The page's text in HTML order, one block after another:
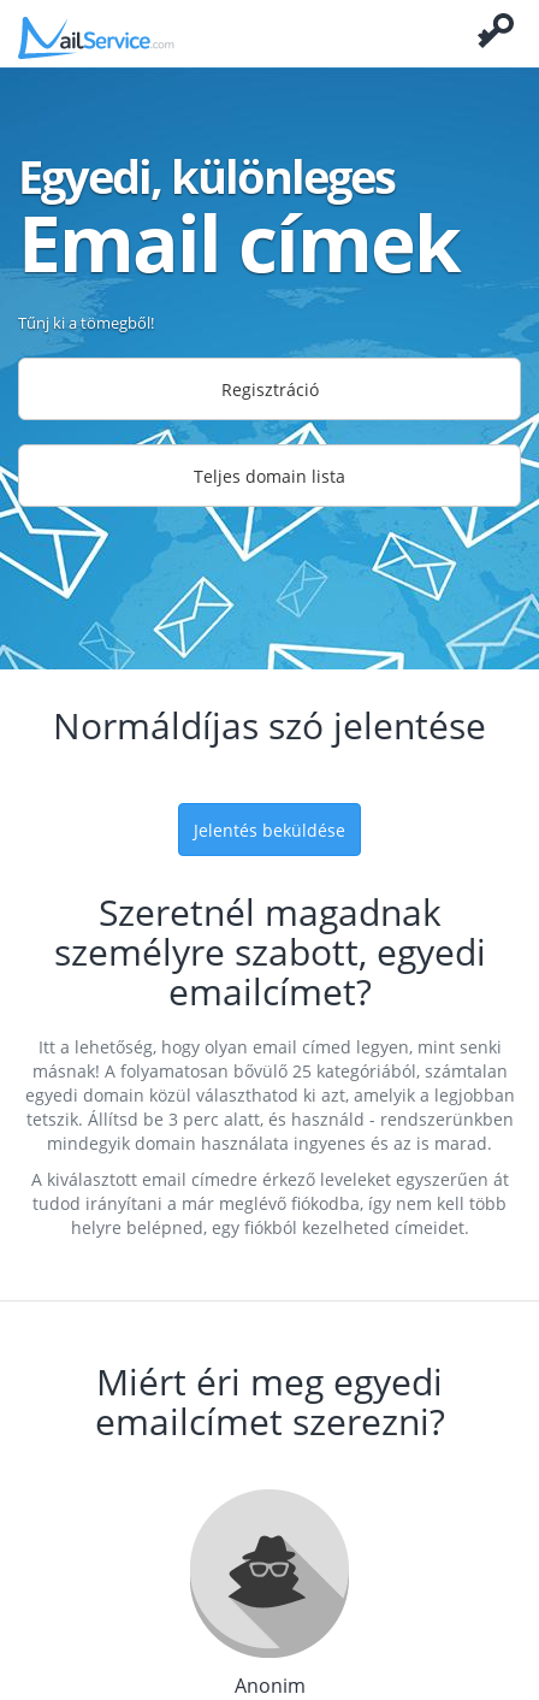
Egyedi, különleges
Email címek
Tűnj ki a tömegből!
Regisztráció
Teljes domain lista
Normáldíjas szó jelentése
Jelentés beküldése
Szeretnél magadnak
személyre szabott, egyedi
emailcímet?
Itt a lehetőség, hogy olyan email címed legyen, mint senki
másnak! A folyamatosan bővülő 25 kategóriából, számtalan
egyedi domain közül választhatod ki azt, amelyik a legjobban
tetszik. Állítsd be 3 perc alatt, és használd - rendszerünkben
mindegyik domain használata ingyenes és az is marad.
A kiválasztott email címedre érkező leveleket egyszerűen át
tudod irányítani a már meglévő fiókodba, így nem kell több
helyre belépned, egy fiókból kezelheted címeidet.
Miért éri meg egyedi
emailcímet szerezni?
Anonim